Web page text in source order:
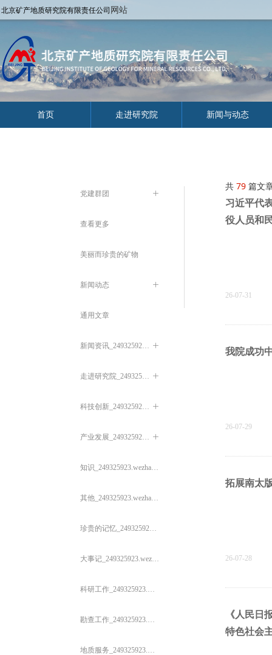
北京矿产地质研究院有限责任公司网站
首页 走进研究院 新闻与动态
共 79 篇文
习近平代
役人员和
26-07-31
我院成功
26-07-29
拓展南太
26-07-28
《人民日
特色社会
ꄶ
党建群团
查看更多
美丽而珍贵的矿物
ꄶ
新闻动态
通用文章
ꄶ
新闻资讯_249325923.wezhan.cn
ꄶ
走进研究院_249325923.wezhan.cn
ꄶ
科技创新_249325923.wezhan.cn
ꄶ
产业发展_249325923.wezhan.cn
知识_249325923.wezhan.cn
其他_249325923.wezhan.cn
珍贵的记忆_249325923.wezhan.cn
大事记_249325923.wezhan.cn
科研工作_249325923.wezhan.cn
勘查工作_249325923.wezhan.cn
地质服务_249325923.wezhan.cn